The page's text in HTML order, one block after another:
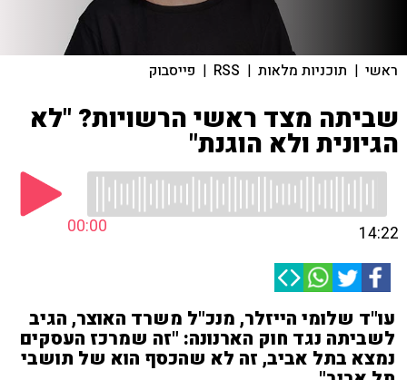
ראשי | תוכניות מלאות |
RSS
| פייסבוק
שביתה מצד ראשי הרשויות? "לא
הגיונית ולא הוגנת"
00:00 14:22
עו"ד שלומי הייזלר, מנכ"ל משרד האוצר, הגיב
לשביתה נגד חוק הארנונה: "זה שמרכז העסקים
נמצא בתל אביב, זה לא שהכסף הוא של תושבי